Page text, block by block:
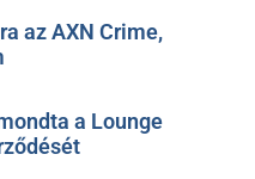
az AXN Crime,
a Lounge